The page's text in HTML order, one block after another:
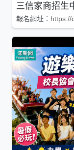
三信家商招生
報名網址：